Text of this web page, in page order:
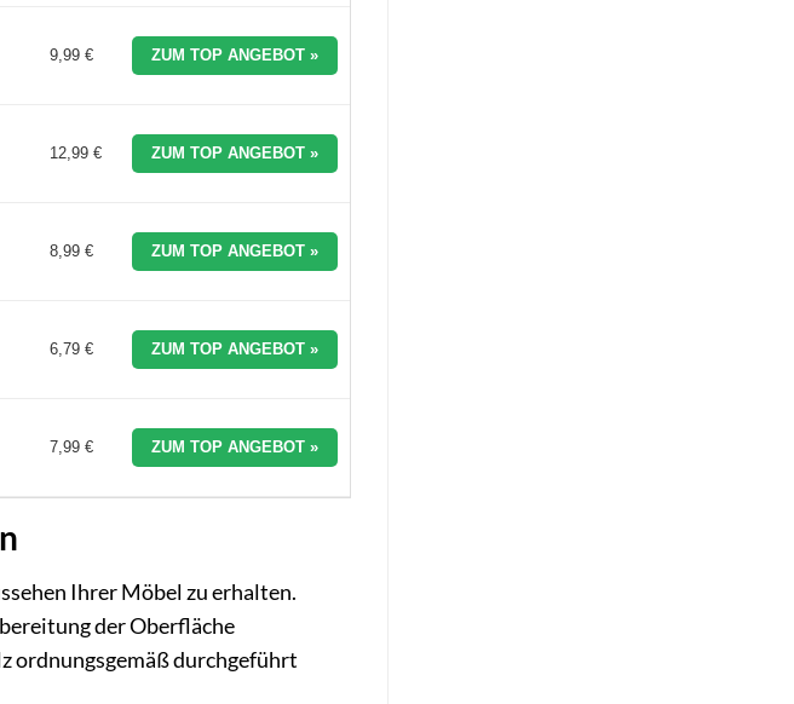
9,99 € ZUM TOP ANGEBOT »
12,99 € ZUM TOP ANGEBOT »
8,99 € ZUM TOP ANGEBOT »
6,79 € ZUM TOP ANGEBOT »
7,99 € ZUM TOP ANGEBOT »
Ihrer Möbel zu erhalten.
der Oberfläche
ordnungsgemäß durchgeführt